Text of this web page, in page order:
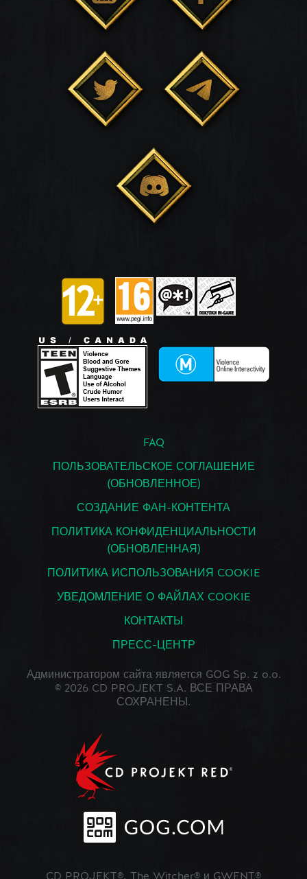
FAQ
ПОЛЬЗОВАТЕЛЬСКОЕ СОГЛАШЕНИЕ
(ОБНОВЛЕННОЕ)
СОЗДАНИЕ ФАН-КОНТЕНТА
ПОЛИТИКА КОНФИДЕНЦИАЛЬНОСТИ
(ОБНОВЛЕННАЯ)
ПОЛИТИКА ИСПОЛЬЗОВАНИЯ COOKIE
УВЕДОМЛЕНИЕ О ФАЙЛАХ COOKIE
КОНТАКТЫ
ПРЕСС-ЦЕНТР
Администратором сайта является GOG Sp. z o.o.
© 2026 CD PROJEKT S.A. ВСЕ ПРАВА
СОХРАНЕНЫ.